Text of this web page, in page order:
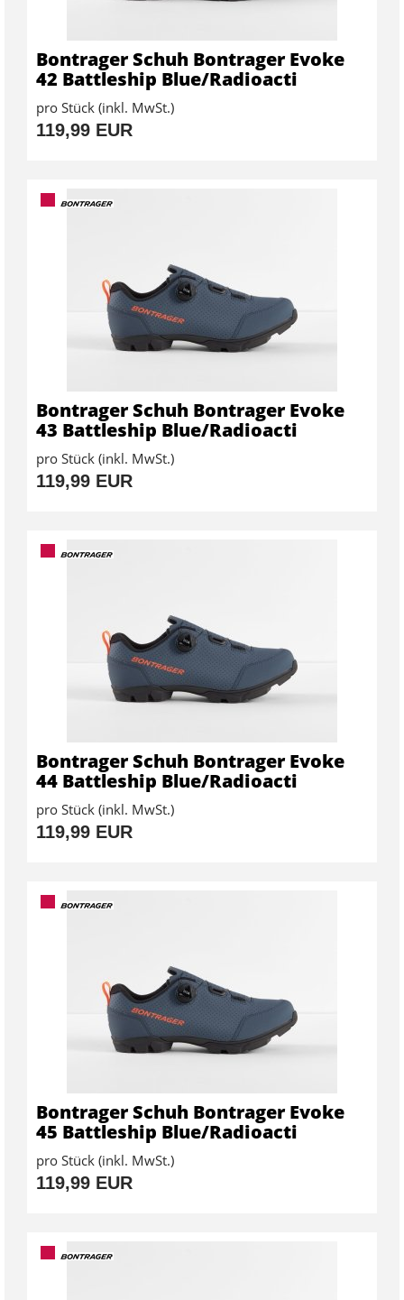
Bontrager Schuh Bontrager Evoke
42 Battleship Blue/Radioacti
pro Stück (inkl. MwSt.)
119,99 EUR
Bontrager Schuh Bontrager Evoke
43 Battleship Blue/Radioacti
pro Stück (inkl. MwSt.)
119,99 EUR
Bontrager Schuh Bontrager Evoke
44 Battleship Blue/Radioacti
pro Stück (inkl. MwSt.)
119,99 EUR
Bontrager Schuh Bontrager Evoke
45 Battleship Blue/Radioacti
pro Stück (inkl. MwSt.)
119,99 EUR